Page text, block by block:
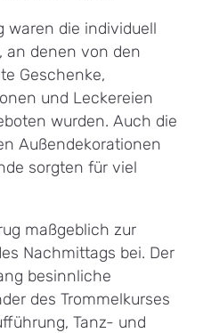
waren die individuell
an denen von den
Geschenke,
und Leckereien
wurden. Auch die
Außendekorationen
sorgten für viel
maßgeblich zur
Nachmittags bei. Der
besinnliche
des Trommelkurses
Tanz- und